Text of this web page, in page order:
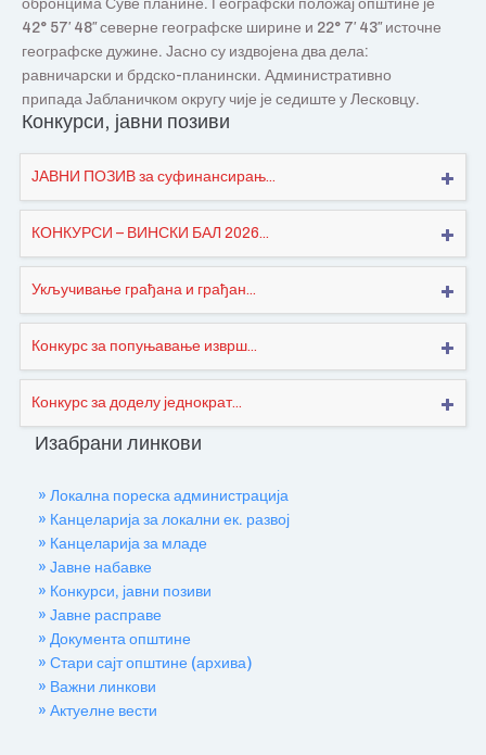
обронцима Суве планине. Географски положај општине је
42° 57′ 48″ северне географске ширине и 22° 7′ 43″ источне
географске дужине. Јасно су издвојена два дела:
равничарски и брдско-планински. Административно
припада Јабланичком округу чије је седиште у Лесковцу.
Конкурси, јавни позиви
ЈАВНИ ПОЗИВ за суфинансирањ...
КОНКУРСИ – ВИНСКИ БАЛ 2026...
Укључивање грађана и грађан...
Конкурс за попуњавање изврш...
Конкурс за доделу једнократ...
Изабрани линкови
» Локална пореска администрација
» Канцеларија за локални ек. развој
» Канцеларија за младе
» Јавне набавке
» Конкурси, јавни позиви
» Јавне расправе
» Документа општине
» Стари сајт општине (архива)
» Важни линкови
» Актуелне вести